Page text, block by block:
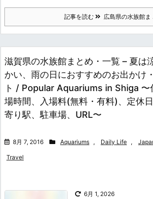
記事を読む 広島県の水族館ま
滋賀県の水族館まとめ・一覧 – 夏は
かい、雨の日におすすめのお出かけ
ト / Popular Aquariums in Shiga 〜
場時間、入場料(無料・有料)、定休
寄り駅、駐車場、URL〜
8月 7, 2016 Aquariums , Daily Life ,
Travel
6月 1, 2026